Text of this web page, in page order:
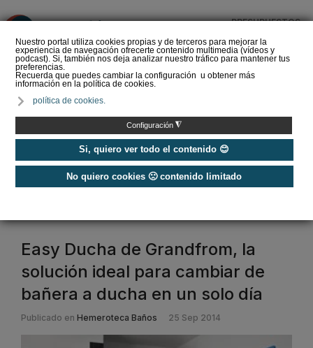
Nuestro portal utiliza cookies propias y de terceros para mejorar la
experiencia de navegación ofrecerte contenido multimedia (vídeos y
podcast). Si, también nos deja analizar nuestro tráfico para mantener tus
preferencias.
Recuerda que puedes cambiar la configuración u obtener más
información en la política de cookies.
política de cookies.
Configuración ◮
Si, quiero ver todo el contenido 😊
No quiero cookies 🙁 contenido limitado
PRESUPUESTOS
del Amperio (Episodio 3)
Etiquetas / sanitarios
Easy Ducha de Grandfrom, la
solución ideal para cambiar de
bañera a ducha en un solo día
Publicado en Hemeroteca Baños 25 Sep 2014